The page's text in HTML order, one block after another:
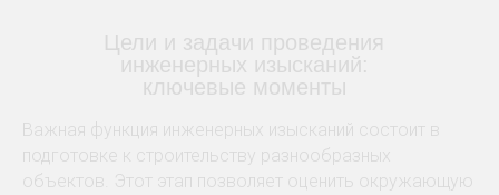
Цели и задачи проведения
инженерных изысканий:
ключевые моменты
Важная функция инженерных изысканий состоит в
подготовке к строительству разнообразных
объектов. Этот этап позволяет оценить окружающую